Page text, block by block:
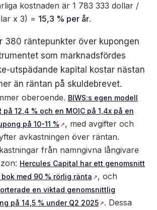
kostnaden är 1 783 333 dollar /
x 3) = 15,3 % per år.
380 räntepunkter över kupongen
som marknadsfördes
utspädande kapital kostar nästan
än räntan på skuldebrevet.
oberoende. BIWS:s egen modell
på 12,4 % och en MOIC på 1,4x på en
på 10-11 %
, med avgifter och
avkastningen över räntan.
från namngivna långivare
Hercules Capital har ett genomsnitt
bok med 90 % rörlig ränta
, och
en viktad genomsnittlig
på 14,5 % under Q2 2025
. Dessa